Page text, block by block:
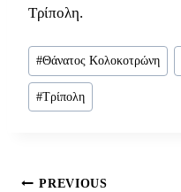
Τρίπολη.
Post
Tags:
#Θάνατος Κολοκοτρώνη
#Τρίπολη
PREVIOUS